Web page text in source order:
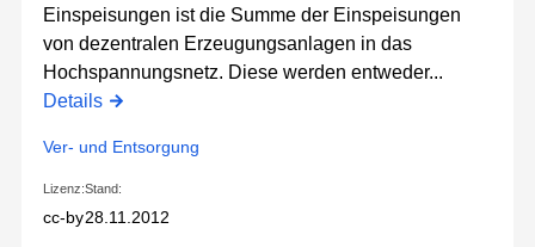
Einspeisungen ist die Summe der Einspeisungen
von dezentralen Erzeugungsanlagen in das
Hochspannungsnetz. Diese werden entweder...
Details
Ver- und Entsorgung
Lizenz:
cc-by
Stand:
28.11.2012